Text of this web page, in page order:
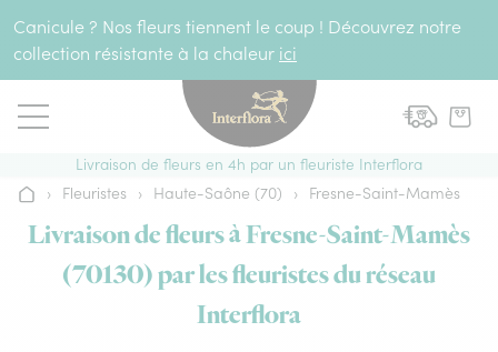
Canicule ? Nos fleurs tiennent le coup ! Découvrez notre
collection résistante à la chaleur ici
Livraison de fleurs en 4h par un fleuriste Interflora
Accueil
› Fleuristes › Haute-Saône (70) › Fresne-Saint-Mamès
Livraison de fleurs à Fresne-Saint-Mamès
(70130) par les fleuristes du réseau
Interflora